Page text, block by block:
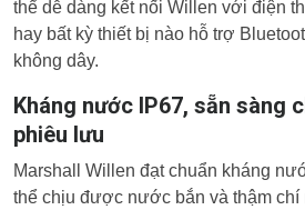
thể dễ dàng kết nối Willen với điện
hay bất kỳ thiết bị nào hỗ trợ
không dây.
Kháng nước IP67, sẵn sàng
phiêu lưu
Marshall Willen đạt chuẩn kháng
thể chịu được nước bắn và thậm